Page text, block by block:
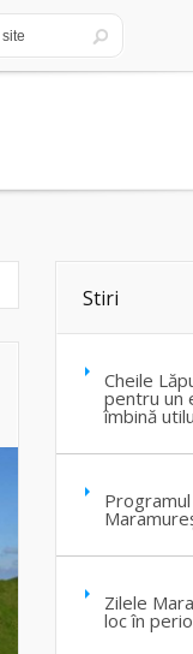
Stiri
Cheile
pentru un
îmbină
Zilele
loc în